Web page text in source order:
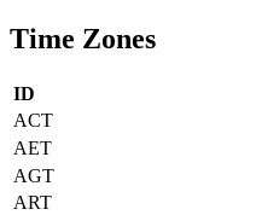
Time Zones
ID
ACT
AET
AGT
ART